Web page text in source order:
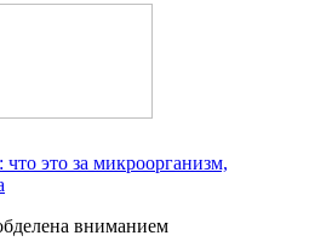
что это за микроорганизм,